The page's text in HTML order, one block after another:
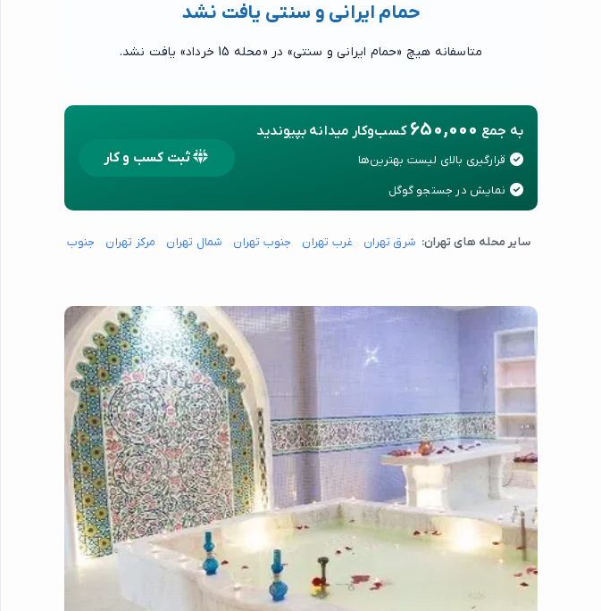
حمام ایرانی و سنتی یافت نشد
متاسفانه هیچ «حمام ایرانی و سنتی» در «محله 15 خرداد» یافت نشد.
به جمع 650,000 کسب‌وکار میدانه بپیوندید
قرارگیری بالای لیست بهترین‌ها
نمایش در جستجو گوگل
ثبت کسب و کار
سایر محله های تهران: شرق تهران غرب تهران جنوب تهران شمال تهران مرکز تهران جنوب شرق تهران